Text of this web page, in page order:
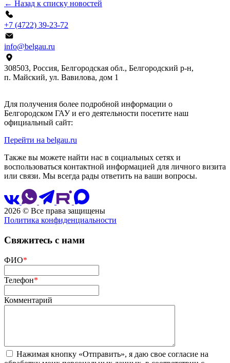
← Назад к списку новостей
+7 (4722) 39-23-72
info@belgau.ru
308503, Россия, Белгородская обл., Белгородский р‑н,
п. Майский, ул. Вавилова, дом 1
Для получения более подробной информации о
Белгородском ГАУ и его деятельности посетите наш
официальный сайт:
Перейти на belgau.ru
Также вы можете найти нас в социальных сетях и
воспользоваться контактной информацией для личного визита
или связи. Мы всегда рады ответить на ваши вопросы.
2026 © Все права защищены
Политика конфиденциальности
Свяжитесь с нами
ФИО*
Телефон*
Комментарий
Нажимая кнопку «Отправить», я даю свое согласие на